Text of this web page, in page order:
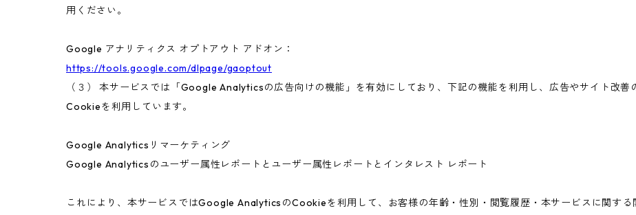
用ください。
Google アナリティクス オプトアウト アドオン：
https://tools.google.com/dlpage/gaoptout
（３） 本サービスでは「Google Analyticsの広告向けの機能」を有効にしており、下記の機能を利用し、広告やサイト改
Cookieを利用しています。
Google Analyticsリマーケティング
Google Analyticsのユーザー属性レポートとユーザー属性レポートとインタレスト レポート
これにより、本サービスではGoogle AnalyticsのCookieを利用して、お客様の年齢・性別・閲覧履歴・本サービスに関す